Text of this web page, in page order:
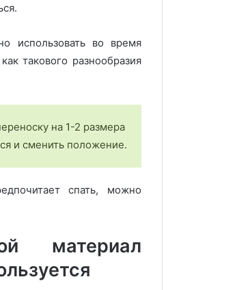
использовать во время
такового разнообразия
на 1-2 размера
и сменить положение.
спать, можно
материал